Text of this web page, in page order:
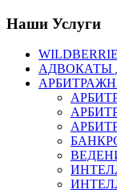
Наши Услуги
АДВОКАТЫ